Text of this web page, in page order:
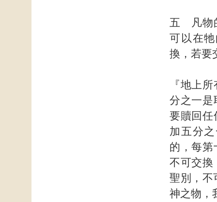
五 凡物
可以在
換，若要
『地上
分之一是
要贖回任
加五分
的，每第
不可交換
聖別，不
神之物，